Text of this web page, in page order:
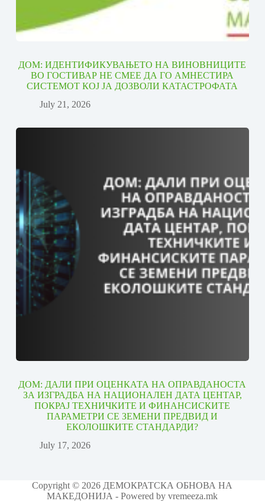
ДОМ: ИДЕНТИФИКУВАЊЕТО НА ВИНОВНИЦИТЕ
ВО ГОСТИВАР НЕ СМЕЕ ДА ГО АМНЕСТИРА
СИСТЕМОТ КОЈ ЈА ДОЗВОЛИ КАТАСТРОФАТА
July 21, 2026
ДОМ: ДАЛИ ПРИ ОЦЕНКАТА НА ОПРАВДАНОСТА
ЗА ИЗГРАДБА НА НАЦИОНАЛЕН ДАТА ЦЕНТАР,
ПОКРАЈ ТЕХНИЧКИТЕ И ФИНАНСИСКИТЕ
ПАРАМЕТРИ СЕ ЗЕМЕНИ ПРЕДВИД И
ЕКОЛОШКИТЕ СТАНДАРДИ?
July 17, 2026
Copyright © 2026 ДЕМОКРАТСКА ОБНОВА НА
МАКЕДОНИЈА - Powered by vremeeza.mk